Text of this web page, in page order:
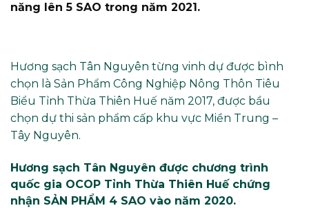
năng lên 5 SAO trong năm 2021.
Hương sạch Tân Nguyên từng vinh dự được bình
chọn là Sản Phẩm Công Nghiệp Nông Thôn Tiêu
Biểu Tỉnh Thừa Thiên Huế năm 2017, được bầu
chọn dự thi sản phẩm cấp khu vực Miền Trung –
Tây Nguyên.
Hương sạch Tân Nguyên được chương trình
quốc gia OCOP Tỉnh Thừa Thiên Huế chứng
nhận SẢN PHẨM 4 SAO vào năm 2020.